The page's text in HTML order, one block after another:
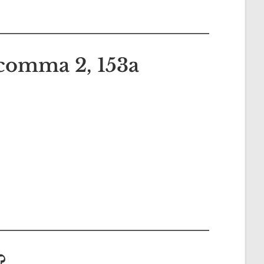
2, 153a